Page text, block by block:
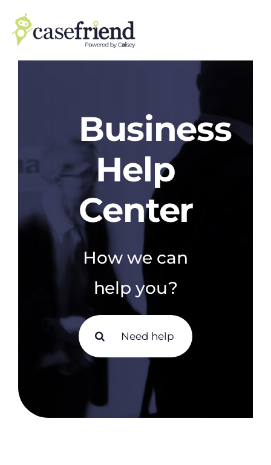
content
Business
Help
Center
How we can
help you?
Search
for: